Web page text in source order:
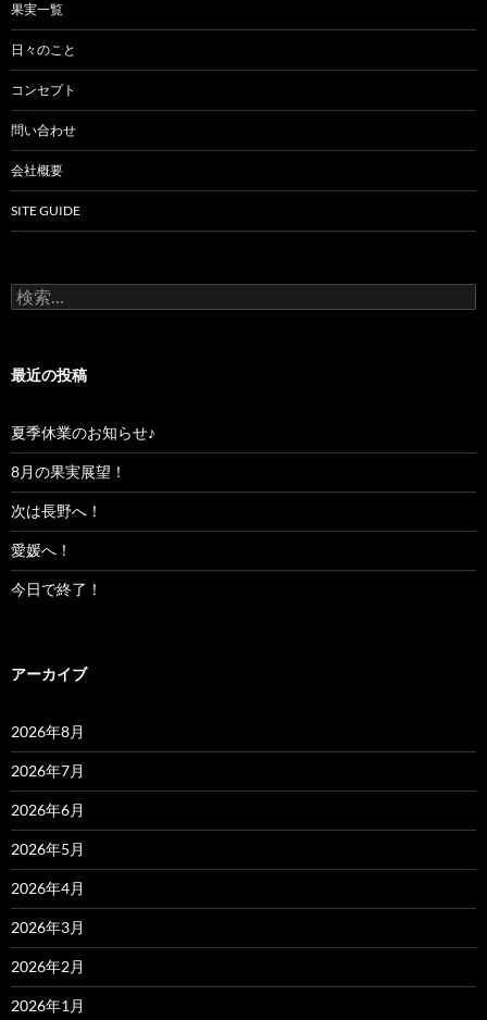
果実一覧
日々のこと
コンセプト
問い合わせ
会社概要
SITE GUIDE
検
索:
最近の投稿
夏季休業のお知らせ♪
8月の果実展望！
次は長野へ！
愛媛へ！
今日で終了！
アーカイブ
2026年8月
2026年7月
2026年6月
2026年5月
2026年4月
2026年3月
2026年2月
2026年1月